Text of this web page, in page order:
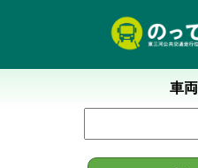
車